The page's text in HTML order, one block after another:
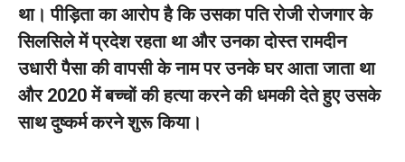
था। पीड़िता का आरोप है कि उसका पति रोजी रोजगार के
सिलसिले में प्रदेश रहता था और उनका दोस्त रामदीन
उधारी पैसा की वापसी के नाम पर उनके घर आता जाता था
और 2020 में बच्चों की हत्या करने की धमकी देते हुए उसके
साथ दुष्कर्म करने शुरू किया।